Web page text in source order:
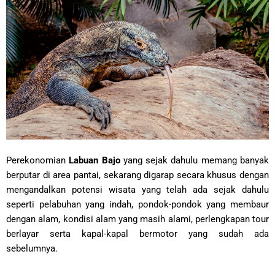
Perekonomian Labuan Bajoyang sejak dahulu memang banyak
berputar di area pantai, sekarang digarap secara khusus dengan
mengandalkan potensi wisata yang telah ada sejak dahulu
seperti pelabuhan yang indah, pondok-pondok yang membaur
dengan alam, kondisi alam yang masih alami, perlengkapan tour
berlayar serta kapal-kapal bermotor yang sudah ada
sebelumnya.